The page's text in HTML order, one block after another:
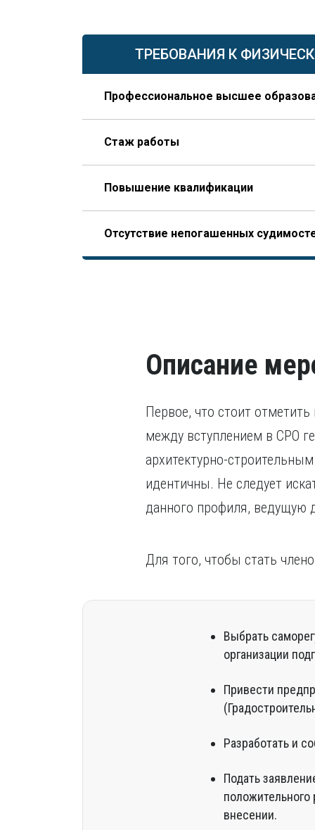
ТРЕБОВАНИЯ К
Профессиональное высшее
Стаж работы
года из которых – на руководящей
Опыт работы по специальности – не менее 10
НОСТРОЙ, допускающего начало отсчета
Повышение квалификации
последних пяти лет.
Отсутствие непогашенных
В том числе, уголовного преследования.
Описание
Первое, что стоит
между вступлением в СРО
архитектурно-
идентичны. Не следует
данного профиля, ведущую
Для того, чтобы стать
Выбрать
организации
Привести
Разработать и
Подать
внесении.